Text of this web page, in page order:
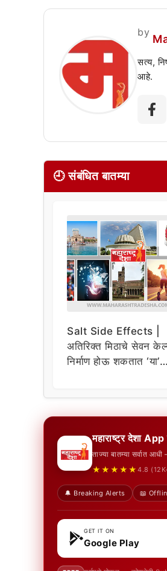
by
सत्य,
आहे.
🕘 संबंधित बातम्या
Salt Side Effects |
अतिरिक्त मिठाचे सेवन
निर्माण होऊ शकतात ‘या’
महाराष्ट्र देशा
ताज्या बातम्या सर्वात
★★★★★ 4.8
🔔 Breaking Alerts 📖
GET IT ON
Google Play